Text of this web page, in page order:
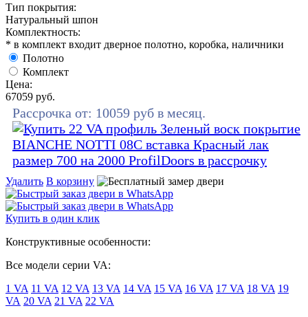
Тип покрытия:
Натуральный шпон
Комплектность:
* в комплект входит дверное полотно, коробка, наличники
Полотно
Комплект
Цена:
67059 руб.
Рассрочка от: 10059 руб в месяц.
Удалить В корзину
Купить в один клик
Конструктивные особенности:
Все модели серии VA:
1 VA 11 VA 12 VA 13 VA 14 VA 15 VA 16 VA 17 VA 18 VA 19
VA 20 VA 21 VA 22 VA